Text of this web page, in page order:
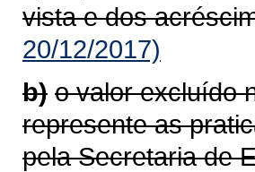
vista e dos
20/12/2017)
b) o valor excluído
represente as
pela Secretaria de